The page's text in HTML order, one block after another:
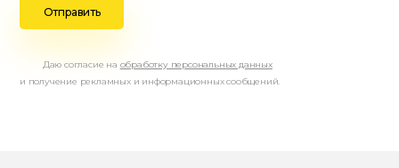
Даю согласие на обработку персональных данных
и получение рекламных и информационных сообщений.